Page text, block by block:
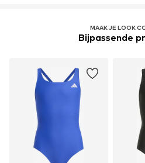
MAAK JE LOOK
Bijpassende